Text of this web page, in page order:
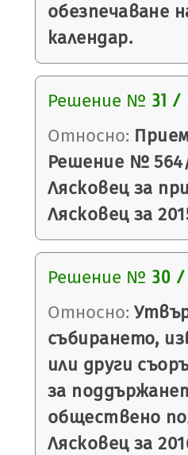
обезпечаване
календар.
Решение № 31 /
Относно:
Решение № 564/
Лясковец за
Лясковец за
Решение № 30 /
Относно:
събирането,
или други
за
обществено
Лясковец за